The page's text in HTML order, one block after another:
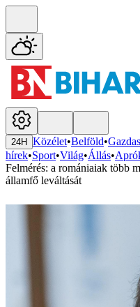
24H Közélet•Belföld•
hírek•Sport•Világ•Állás•
Felmérés: a romániaiak több
államfő leváltását